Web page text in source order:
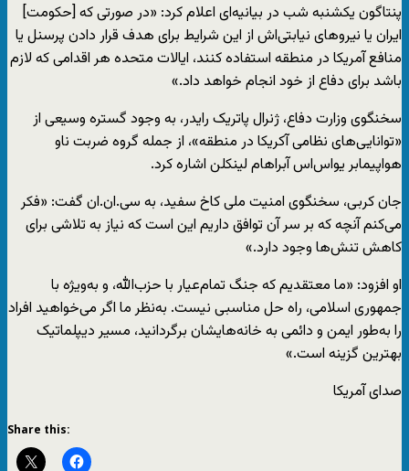
پنتاگون یکشنبه شب در بیانیه‌ای اعلام کرد: «در صورتی که [حکومت]
ایران یا نیروهای نیابتی‌اش از این شرایط برای هدف قرار دادن پرسنل یا
منافع آمریکا در منطقه استفاده کنند، ایالات متحده هر اقدامی که لازم
باشد برای دفاع از خود انجام خواهد داد.»
سخنگوی وزارت دفاع، ژنرال پاتریک رایدر، به وجود گستره وسیعی از
«توانایی‌های نظامی آکریکا در منطقه»، از جمله گروه ضربت ناو
هواپیمابر یو‌اس‌اس آبراهام لینکلن اشاره کرد.
جان کربی، سخنگوی امنیت ملی کاخ سفید، به سی.ان.ان گفت: «فکر
می‌کنم آنچه که بر سر آن توافق داریم این است که نیاز به تلاشی برای
کاهش تنش‌ها وجود دارد.»
او افزود: «ما معتقدیم که جنگ تمام‌عیار با حزب‌الله، و به‌ویژه با
جمهوری اسلامی، راه حل مناسبی نیست. به‌نظر ما اگر می‌خواهید افراد
را به‌طور ایمن و دائمی به خانه‌هایشان برگردانید، مسیر دیپلماتیک
بهترین گزینه است.»
صدای آمریکا
Share this: